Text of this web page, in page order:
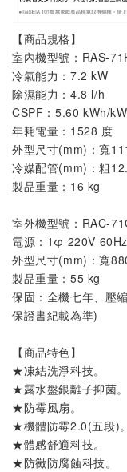
【商品規格】
室內機型號： RAS-
冷氣能力：7.2 kW
除濕能力：4.8 l/h
CSPF：5.60 kWh/
年耗電量：1528 度
外型尺寸(mm)：寬
冷媒配管(mm)：粗
製品重量：16 kg
室外機型號 ： RAC-
電源：1φ 220V 60Hz
外型尺寸(mm)：寬
製品重量：55 kg
保固：全機七年、壓
保證書紀載為準)
【商品特色】
★凍結洗淨科技。
★露水盤銀離子抑菌。
★防霉風扇。
★機體防霉2.0(五段)。
★體感舒適科技。
★防黴防腐蝕科技。